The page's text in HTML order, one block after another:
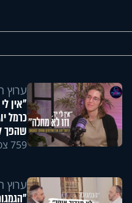
ערוץ
"אין
כרמל
שהפך
759 צפיות
ערוץ